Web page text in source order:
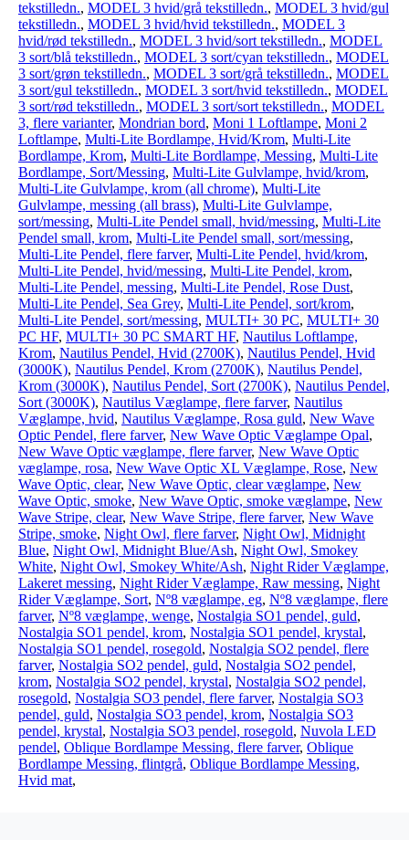
tekstilledn., MODEL 3 hvid/grå tekstilledn., MODEL 3 hvid/gul
tekstilledn., MODEL 3 hvid/hvid tekstilledn., MODEL 3
hvid/rød tekstilledn., MODEL 3 hvid/sort tekstilledn., MODEL
3 sort/blå tekstilledn., MODEL 3 sort/cyan tekstilledn., MODEL
3 sort/grøn tekstilledn., MODEL 3 sort/grå tekstilledn., MODEL
3 sort/gul tekstilledn., MODEL 3 sort/hvid tekstilledn., MODEL
3 sort/rød tekstilledn., MODEL 3 sort/sort tekstilledn., MODEL
3, flere varianter, Mondrian bord, Moni 1 Loftlampe, Moni 2
Loftlampe, Multi-Lite Bordlampe, Hvid/Krom, Multi-Lite
Bordlampe, Krom, Multi-Lite Bordlampe, Messing, Multi-Lite
Bordlampe, Sort/Messing, Multi-Lite Gulvlampe, hvid/krom,
Multi-Lite Gulvlampe, krom (all chrome), Multi-Lite
Gulvlampe, messing (all brass), Multi-Lite Gulvlampe,
sort/messing, Multi-Lite Pendel small, hvid/messing, Multi-Lite
Pendel small, krom, Multi-Lite Pendel small, sort/messing,
Multi-Lite Pendel, flere farver, Multi-Lite Pendel, hvid/krom,
Multi-Lite Pendel, hvid/messing, Multi-Lite Pendel, krom,
Multi-Lite Pendel, messing, Multi-Lite Pendel, Rose Dust,
Multi-Lite Pendel, Sea Grey, Multi-Lite Pendel, sort/krom,
Multi-Lite Pendel, sort/messing, MULTI+ 30 PC, MULTI+ 30
PC HF, MULTI+ 30 PC SMART HF, Nautilus Loftlampe,
Krom, Nautilus Pendel, Hvid (2700K), Nautilus Pendel, Hvid
(3000K), Nautilus Pendel, Krom (2700K), Nautilus Pendel,
Krom (3000K), Nautilus Pendel, Sort (2700K), Nautilus Pendel,
Sort (3000K), Nautilus Væglampe, flere farver, Nautilus
Væglampe, hvid, Nautilus Væglampe, Rosa guld, New Wave
Optic Pendel, flere farver, New Wave Optic Væglampe Opal,
New Wave Optic væglampe, flere farver, New Wave Optic
væglampe, rosa, New Wave Optic XL Væglampe, Rose, New
Wave Optic, clear, New Wave Optic, clear væglampe, New
Wave Optic, smoke, New Wave Optic, smoke væglampe, New
Wave Stripe, clear, New Wave Stripe, flere farver, New Wave
Stripe, smoke, Night Owl, flere farver, Night Owl, Midnight
Blue, Night Owl, Midnight Blue/Ash, Night Owl, Smokey
White, Night Owl, Smokey White/Ash, Night Rider Væglampe,
Lakeret messing, Night Rider Væglampe, Raw messing, Night
Rider Væglampe, Sort, Nº8 væglampe, eg, Nº8 væglampe, flere
farver, Nº8 væglampe, wenge, Nostalgia SO1 pendel, guld,
Nostalgia SO1 pendel, krom, Nostalgia SO1 pendel, krystal,
Nostalgia SO1 pendel, rosegold, Nostalgia SO2 pendel, flere
farver, Nostalgia SO2 pendel, guld, Nostalgia SO2 pendel,
krom, Nostalgia SO2 pendel, krystal, Nostalgia SO2 pendel,
rosegold, Nostalgia SO3 pendel, flere farver, Nostalgia SO3
pendel, guld, Nostalgia SO3 pendel, krom, Nostalgia SO3
pendel, krystal, Nostalgia SO3 pendel, rosegold, Nuvola LED
pendel, Oblique Bordlampe Messing, flere farver, Oblique
Bordlampe Messing, flintgrå, Oblique Bordlampe Messing,
Hvid mat,